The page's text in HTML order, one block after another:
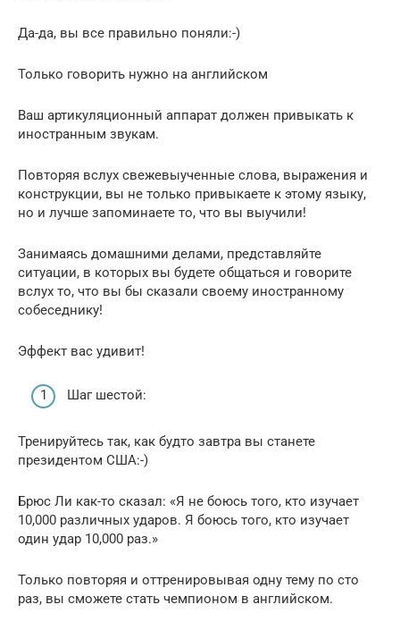
Да-да, вы все правильно поняли:-)
Только говорить нужно на английском
Ваш артикуляционный аппарат должен привыкать к
иностранным звукам.
Повторяя вслух свежевыученные слова, выражения и
конструкции, вы не только привыкаете к этому языку,
но и лучше запоминаете то, что вы выучили!
Занимаясь домашними делами, представляйте
ситуации, в которых вы будете общаться и говорите
вслух то, что вы бы сказали своему иностранному
собеседнику!
Эффект вас удивит!
Шаг шестой:
Тренируйтесь так, как будто завтра вы станете
президентом США:-)
Брюс Ли как-то сказал: «Я не боюсь того, кто изучает
10,000 различных ударов. Я боюсь того, кто изучает
один удар 10,000 раз.»
Только повторяя и оттренировывая одну тему по сто
раз, вы сможете стать чемпионом в английском.